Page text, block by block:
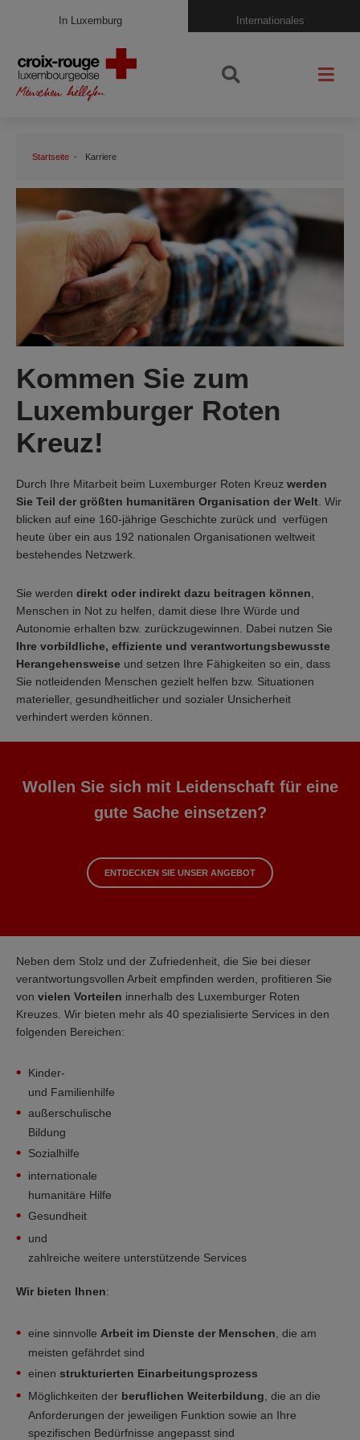
In Luxemburg Internationales
Startseite Karriere
Kommen Sie zum
Luxemburger Roten
Kreuz!
Durch Ihre Mitarbeit beim Luxemburger Roten Kreuz werden
Sie Teil der größten humanitären Organisation der Welt . Wir
blicken auf eine 160-jährige Geschichte zurück und verfügen
heute über ein aus 192 nationalen Organisationen weltweit
bestehendes Netzwerk.
Sie werden direkt oder indirekt dazu beitragen können
Menschen in Not zu helfen, damit diese Ihre Würde und
Autonomie erhalten bzw. zurückzugewinnen. Dabei nutzen Sie
Ihre vorbildliche, effiziente und verantwortungsbewusste
Herangehensweise und setzen Ihre Fähigkeiten so ein, dass
Sie notleidenden Menschen gezielt helfen bzw. Situationen
materieller, gesundheitlicher und sozialer Unsicherheit
verhindert werden können.
Wollen Sie sich mit Leidenschaft für eine
gute Sache einsetzen?
ENTDECKEN SIE UNSER ANGEBOT
Neben dem Stolz und der Zufriedenheit, die Sie bei dieser
verantwortungsvollen Arbeit empfinden werden, profitieren Sie
von vielen Vorteilen innerhalb des Luxemburger Roten
Kreuzes. Wir bieten mehr als 40 spezialisierte Services in den
folgenden Bereichen:
Kinder-
und Familienhilfe
außerschulische
Bildung
Sozialhilfe
internationale
humanitäre Hilfe
Gesundheit
und
zahlreiche weitere unterstützende Services
Wir bieten Ihnen:
eine sinnvolle Arbeit im Dienste der Menschen , die am
meisten gefährdet sind
einen strukturierten Einarbeitungsprozess
Möglichkeiten der beruflichen Weiterbildung , die an die
Anforderungen der jeweiligen Funktion sowie an Ihre
spezifischen Bedürfnisse angepasst sind